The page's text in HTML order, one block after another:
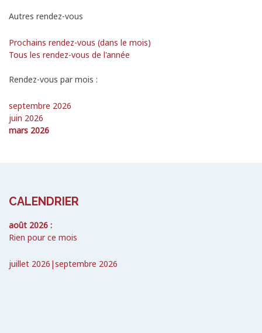
Autres rendez-vous
Prochains rendez-vous (dans le mois)
Tous les rendez-vous de l'année
Rendez-vous par mois :
septembre 2026
juin 2026
mars 2026
CALENDRIER
août 2026 :
Rien pour ce mois
juillet 2026 |septembre 2026